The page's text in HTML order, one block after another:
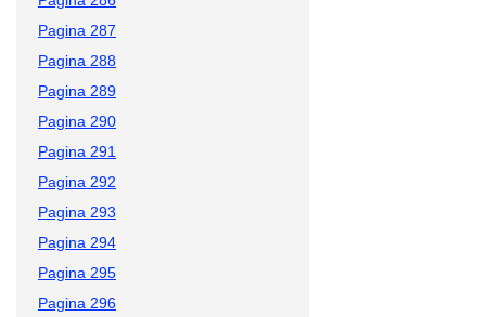
Pagina 287
Pagina 288
Pagina 289
Pagina 290
Pagina 291
Pagina 292
Pagina 293
Pagina 294
Pagina 295
Pagina 296